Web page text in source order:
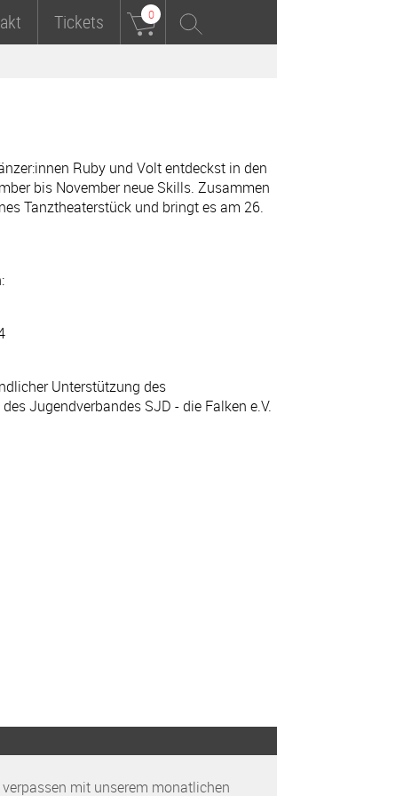
Tickets 0
Ruby und Volt entdeckst in den
bis November neue Skills. Zusammen
Tanztheaterstück und bringt es am 26.
Unterstützung des
Jugendverbandes SJD - die Falken e.V.
mit unserem monatlichen